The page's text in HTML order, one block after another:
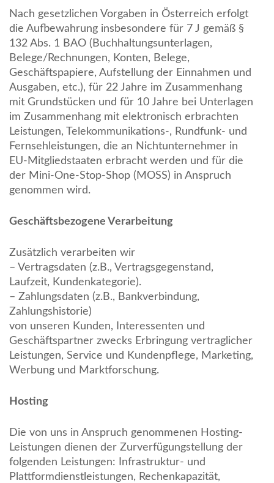
Nach gesetzlichen Vorgaben in Österreich erfolgt
die Aufbewahrung insbesondere für 7 J gemäß §
132 Abs. 1 BAO (Buchhaltungsunterlagen,
Belege/Rechnungen, Konten, Belege,
Geschäftspapiere, Aufstellung der Einnahmen und
Ausgaben, etc.), für 22 Jahre im Zusammenhang
mit Grundstücken und für 10 Jahre bei Unterlagen
im Zusammenhang mit elektronisch erbrachten
Leistungen, Telekommunikations-, Rundfunk- und
Fernsehleistungen, die an Nichtunternehmer in
EU-Mitgliedstaaten erbracht werden und für die
der Mini-One-Stop-Shop (MOSS) in Anspruch
genommen wird.
Geschäftsbezogene Verarbeitung
Zusätzlich verarbeiten wir
– Vertragsdaten (z.B., Vertragsgegenstand,
Laufzeit, Kundenkategorie).
– Zahlungsdaten (z.B., Bankverbindung,
Zahlungshistorie)
von unseren Kunden, Interessenten und
Geschäftspartner zwecks Erbringung vertraglicher
Leistungen, Service und Kundenpflege, Marketing,
Werbung und Marktforschung.
Hosting
Die von uns in Anspruch genommenen Hosting-
Leistungen dienen der Zurverfügungstellung der
folgenden Leistungen: Infrastruktur- und
Plattformdienstleistungen, Rechenkapazität,